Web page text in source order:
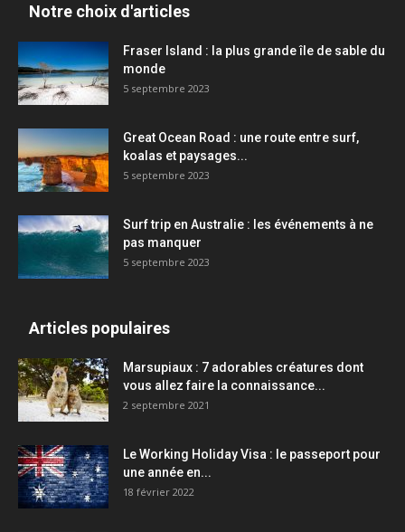
Notre choix d'articles
Fraser Island : la plus grande île de sable du
monde
5 septembre 2023
Great Ocean Road : une route entre surf,
koalas et paysages...
5 septembre 2023
Surf trip en Australie : les événements à ne
pas manquer
5 septembre 2023
Articles populaires
Marsupiaux : 7 adorables créatures dont
vous allez faire la connaissance...
2 septembre 2021
Le Working Holiday Visa : le passeport pour
une année en...
18 février 2022